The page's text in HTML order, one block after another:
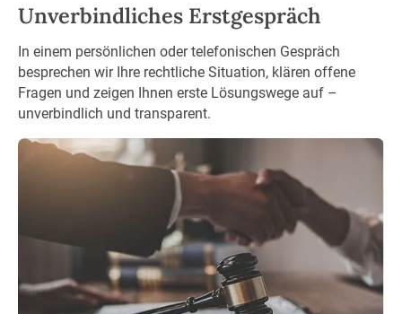
Unverbindliches Erstgespräch
In einem persönlichen oder telefonischen Gespräch
besprechen wir Ihre rechtliche Situation, klären offene
Fragen und zeigen Ihnen erste Lösungswege auf –
unverbindlich und transparent.